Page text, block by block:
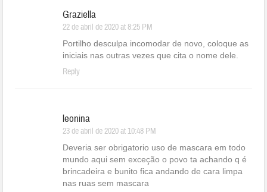
Graziella
22 de abril de 2020 at 8:25 PM
Portilho desculpa incomodar de novo, coloque as
iniciais nas outras vezes que cita o nome dele.
Reply
leonina
23 de abril de 2020 at 10:48 PM
Deveria ser obrigatorio uso de mascara em todo
mundo aqui sem exceção o povo ta achando q é
brincadeira e bunito fica andando de cara limpa
nas ruas sem mascara